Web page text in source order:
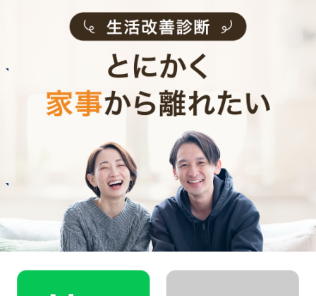
記事全文を見る
ハウスクリーニング
40代 / 共働き 子育て中
自分では落とせなかった浴室の鏡のウロコが落
ちてピカピカに！
ハウスクリーニング
清潔感のあるキッチンだと、キッチンワークも
記事全文を見る